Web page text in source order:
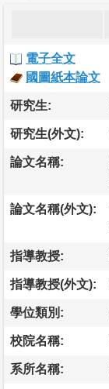
電子全文
國圖紙本論文
研究生:
研究生(外文):
論文名稱:
論文名稱(外文):
指導教授:
指導教授(外文):
學位類別:
校院名稱:
系所名稱: